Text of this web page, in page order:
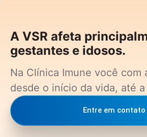
A VSR afeta
gestantes e idosos.
Na Clínica Imune você com
desde o início da vida, até
Entre em contato